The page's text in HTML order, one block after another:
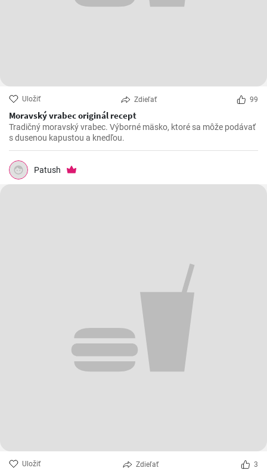
Uložiť Zdieľať 99
Moravský vrabec originál recept
Tradičný moravský vrabec. Výborné mäsko, ktoré sa môže podávať
s dusenou kapustou a knedľou.
Patush
Uložiť Zdieľať 3